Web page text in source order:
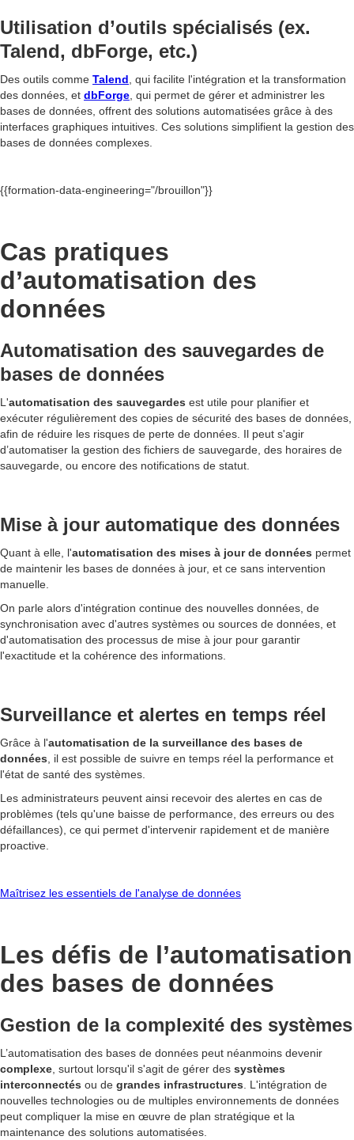
Utilisation d’outils spécialisés (ex.
Talend, dbForge, etc.)
Des outils comme Talend , qui facilite l'intégration et la transformation
des données, et dbForge , qui permet de gérer et administrer les
bases de données, offrent des solutions automatisées grâce à des
interfaces graphiques intuitives. Ces solutions simplifient la gestion des
bases de données complexes.
{{formation-data-engineering="/brouillon"}}
Cas pratiques
d’automatisation des
données
Automatisation des sauvegardes de
bases de données
​​L'automatisation des sauvegardes est utile pour planifier et
exécuter régulièrement des copies de sécurité des bases de données,
afin de réduire les risques de perte de données. Il peut s'agir
d’automatiser la gestion des fichiers de sauvegarde, des horaires de
sauvegarde, ou encore des notifications de statut.
Mise à jour automatique des données
Quant à elle, l'automatisation des mises à jour de données permet
de maintenir les bases de données à jour, et ce sans intervention
manuelle.
On parle alors d'intégration continue des nouvelles données, de
synchronisation avec d'autres systèmes ou sources de données, et
d'automatisation des processus de mise à jour pour garantir
l'exactitude et la cohérence des informations.
Surveillance et alertes en temps réel
Grâce à l'automatisation de la surveillance des bases de
données , il est possible de suivre en temps réel la performance et
l'état de santé des systèmes.
Les administrateurs peuvent ainsi recevoir des alertes en cas de
problèmes (tels qu'une baisse de performance, des erreurs ou des
défaillances), ce qui permet d'intervenir rapidement et de manière
proactive.
Maîtrisez les essentiels de l'analyse de données
Les défis de l’automatisation
des bases de données
Gestion de la complexité des systèmes
L’automatisation des bases de données peut néanmoins devenir
complexe , surtout lorsqu'il s'agit de gérer des systèmes
interconnectés ou de grandes infrastructures . L'intégration de
nouvelles technologies ou de multiples environnements de données
peut compliquer la mise en œuvre de plan stratégique et la
maintenance des solutions automatisées.